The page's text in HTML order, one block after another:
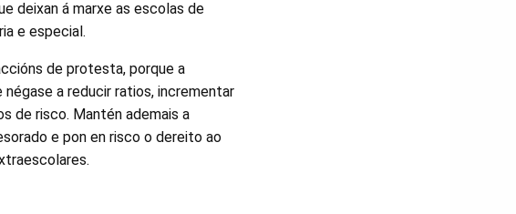
deixan á marxe as escolas de
e especial.
de protesta, porque a
a reducir ratios, incrementar
de risco. Mantén ademais a
e pon en risco o dereito ao